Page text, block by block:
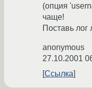
(опция
чаще!
Поставь лог
anonymous
27.10.2001
Ссылка